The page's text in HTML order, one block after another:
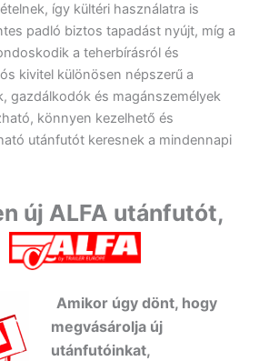
így kültéri használatra is
padló biztos tapadást nyújt, míg a
a teherbírásról és
kivitel különösen népszerű a
gazdálkodók és magánszemélyek
könnyen kezelhető és
utánfutót keresnek a mindennapi
új ALFA utánfutót,
Amikor úgy dönt, hogy
megvásárolja új
utánfutóinkat,